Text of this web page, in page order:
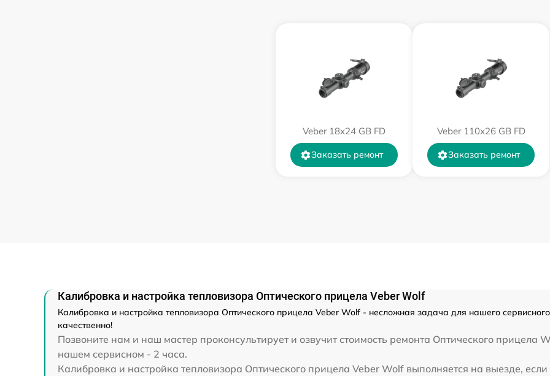
от 60 мин
Veber 18x24 GB FD
Заказать ремонт
Veber 110х26 GB FD
Заказать ремонт
Калибровка и настройка тепловизора Оптического прицела Veber Wolf
Калибровка и настройка тепловизора Оптического прицела Veber Wolf - несложная задача для нашего
качественно!
Позвоните нам и наш мастер проконсультирует и озвучит стоимость ремонта Оптического прицела
нашем сервисном - 2 часа.
Калибровка и настройка тепловизора Оптического прицела Veber Wolf выполняется на выезде,